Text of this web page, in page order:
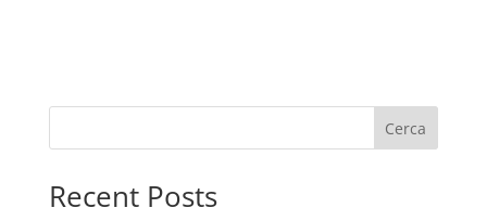
Cerca
Recent Posts